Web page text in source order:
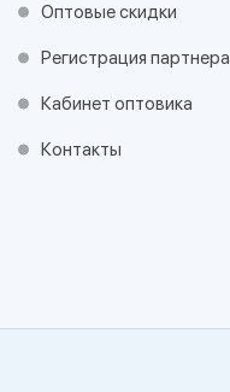
Оптовые скидки
Регистрация партнера
Кабинет оптовика
Контакты